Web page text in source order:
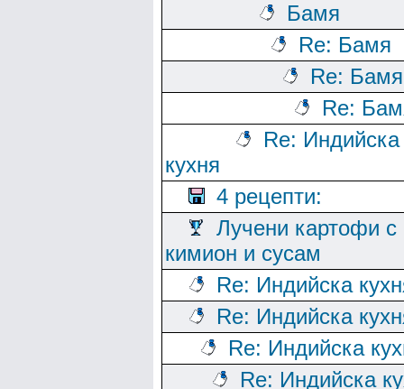
Бамя
Re: Бамя
Re: Бамя
Re:
Re: Индийска
кухня
4 рецепти:
Лучени картофи с
кимион и сусам
Re: Индийска
Re: Индийска
Re: Индийска
Re: Индийска